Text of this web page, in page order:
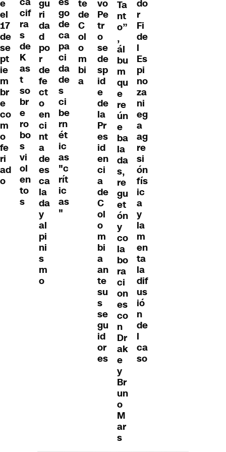
e
el
17
de
se
pt
ie
m
br
e
co
m
o
fe
ri
ad
o
cif
ra
s
de
K
as
t
so
br
e
ro
bo
s
vi
ol
en
to
s
gu
ri
da
d
po
r
de
fe
ct
o
en
ci
nt
a
de
es
ca
la
da
y
al
pi
ni
s
m
o
go
de
ca
pa
ci
da
de
s
ci
be
rn
ét
ic
as
"c
rít
ic
as
"
te
de
C
ol
o
m
bi
a
vo
Pe
tr
o
se
de
sp
id
e
de
la
Pr
es
id
en
ci
a
de
C
ol
o
m
bi
a
an
te
su
s
se
gu
id
or
es
Ta
nt
o”
,
ál
bu
m
qu
e
re
ún
e
ba
la
da
s,
re
gu
et
ón
y
co
la
bo
ra
ci
on
es
co
n
Dr
ak
e
y
Br
un
o
M
ar
s
do
r
Fi
de
l
Es
pi
no
za
ni
eg
a
ag
re
si
ón
fís
ic
a
y
la
m
en
ta
la
dif
us
ió
n
de
l
ca
so